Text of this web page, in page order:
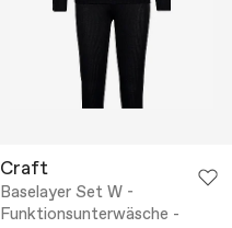
Craft
Baselayer Set W -
Funktionsunterwäsche -